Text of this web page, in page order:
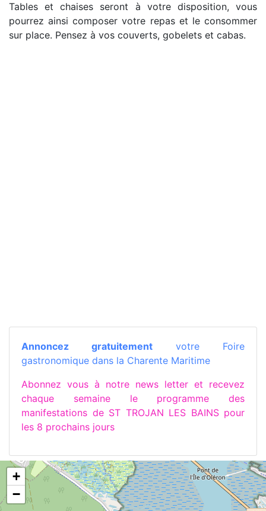
Tables et chaises seront à votre disposition, vous
pourrez ainsi composer votre repas et le consommer
sur place. Pensez à vos couverts, gobelets et cabas.
Annoncez gratuitement votre Foire
gastronomique dans la Charente Maritime
Abonnez vous à notre news letter et recevez
chaque semaine le programme des
manifestations de ST TROJAN LES BAINS pour
les 8 prochains jours
+
−